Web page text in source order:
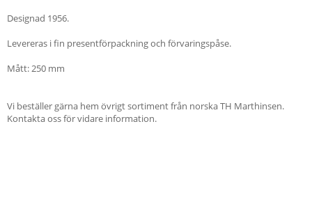
Designad 1956.
Levereras i fin presentförpackning och förvaringspåse.
Mått: 250 mm
Vi beställer gärna hem övrigt sortiment från norska TH Marthinsen.
Kontakta oss för vidare information.